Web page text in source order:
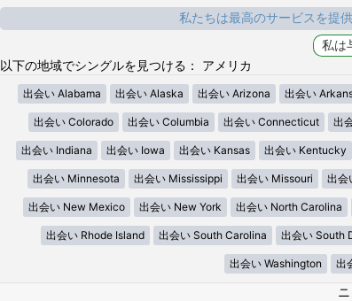
私たちは最高のサービスを提
以下の地域でシングルを見つける： アメリカ
出会い Alabama 出会い Alaska 出会い Arizona 出会い
出会い Colorado 出会い Columbia 出会い Connecticut 出
出会い Indiana 出会い Iowa 出会い Kansas 出会い Kentucky
出会い Minnesota 出会い Mississippi 出会い Missouri 出会
出会い New Mexico 出会い New York 出会い North Carolina
出会い Rhode Island 出会い South Carolina 出会い South
出会い Washington 出